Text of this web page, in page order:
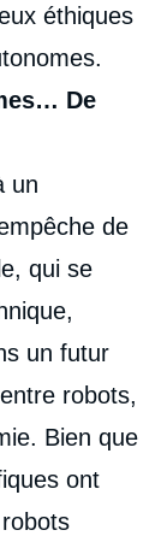
éthiques
De
un
de
qui se
un futur
robots,
Bien que
ont